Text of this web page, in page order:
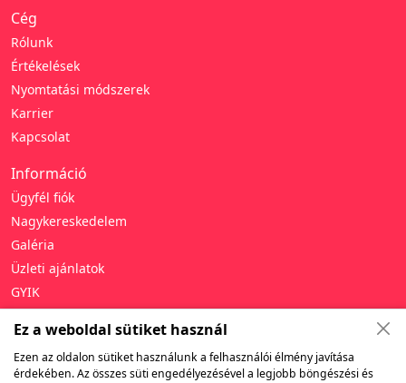
Cég
Rólunk
Értékelések
Nyomtatási módszerek
Karrier
Kapcsolat
Információ
Ügyfél fiók
Nagykereskedelem
Galéria
Üzleti ajánlatok
GYIK
Támogatás
Adatvédelmi irányelvek
Általános szerződési feltételek
Ez a weboldal sütiket használ
Ezen az oldalon sütiket használunk a felhasználói élmény javítása
érdekében. Az összes süti engedélyezésével a legjobb böngészési és